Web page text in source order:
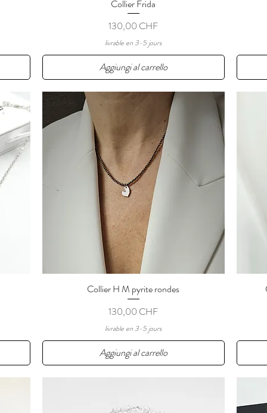
Vista rapida
Collier Frida
Prezzo
130,00 CHF
livrable en 3-5 jours
Aggiungi al carrello
Vista rapida
Collier H M pyrite rondes
Prezzo
130,00 CHF
livrable en 3-5 jours
Aggiungi al carrello